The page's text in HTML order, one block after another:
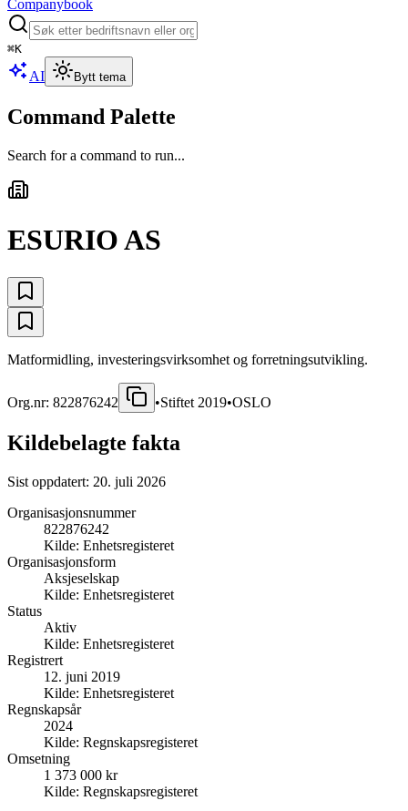
Companybook
⌘K
AI Bytt tema
Command Palette
Search for a command to run...
ESURIO AS
Matformidling, investeringsvirksomhet og forretningsutvikling.
Org.nr: 822876242 •Stiftet 2019•OSLO
Kildebelagte fakta
Sist oppdatert: 20. juli 2026
Organisasjonsnummer
822876242
Kilde: Enhetsregisteret
Organisasjonsform
Aksjeselskap
Kilde: Enhetsregisteret
Status
Aktiv
Kilde: Enhetsregisteret
Registrert
12. juni 2019
Kilde: Enhetsregisteret
Regnskapsår
2024
Kilde: Regnskapsregisteret
Omsetning
1 373 000 kr
Kilde: Regnskapsregisteret